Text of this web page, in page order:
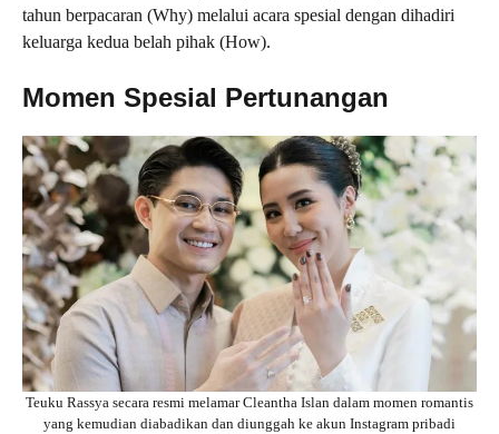
tahun berpacaran (Why) melalui acara spesial dengan dihadiri
keluarga kedua belah pihak (How).
Momen Spesial Pertunangan
Teuku Rassya secara resmi melamar Cleantha Islan dalam momen romantis
yang kemudian diabadikan dan diunggah ke akun Instagram pribadi